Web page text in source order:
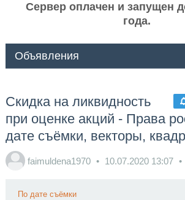
Сервер оплачен и запущен
года.
Объявления
Скидка на ликвидность
при оценке акций - Права
дате съёмки, векторы,
faimuldena1970 10.07.2020 13:07
По дате съёмки